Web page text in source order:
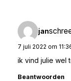
jan
7 juli 2022 om
ik vind julie wel
Beantwoorden